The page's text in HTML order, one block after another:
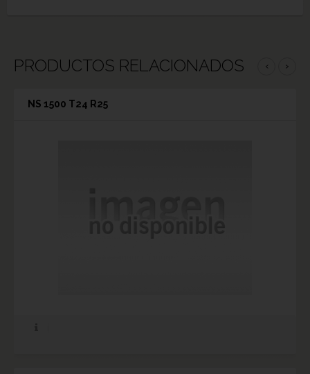
PRODUCTOS RELACIONADOS ‹ ›
NS 1500 T24 R25